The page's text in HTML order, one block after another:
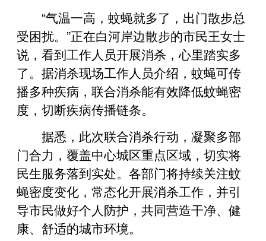
“气温一高，蚊蝇就多了，出门散步总
受困扰。”正在白河岸边散步的市民王女士
说，看到工作人员开展消杀，心里踏实多
了。据消杀现场工作人员介绍，蚊蝇可传
播多种疾病，联合消杀能有效降低蚊蝇密
度，切断疾病传播链条。
据悉，此次联合消杀行动，凝聚多部
门合力，覆盖中心城区重点区域，切实将
民生服务落到实处。各部门将持续关注蚊
蝇密度变化，常态化开展消杀工作，并引
导市民做好个人防护，共同营造干净、健
康、舒适的城市环境。